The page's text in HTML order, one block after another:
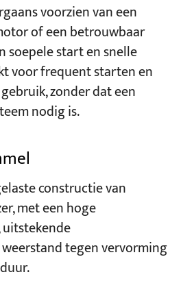
voorzien van een
of een betrouwbaar
soepele start en snelle
voor frequent starten en
zonder dat een
nodig is.
constructie van
met een hoge
tegen vervorming